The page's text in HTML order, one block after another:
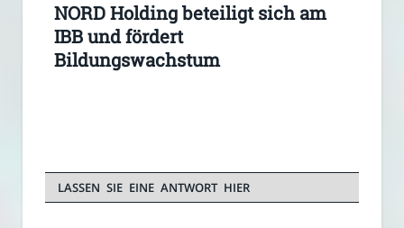
NORD Holding beteiligt sich am
IBB und fördert
Bildungswachstum
LASSEN SIE EINE ANTWORT HIER